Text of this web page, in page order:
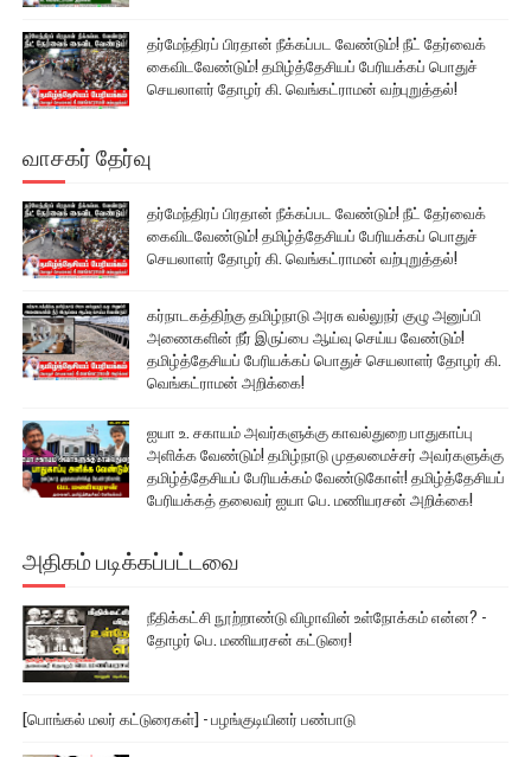
தர்மேந்திரப் பிரதான் நீக்கப்பட வேண்டும்! நீட் தேர்வைக்
கைவிடவேண்டும்! தமிழ்த்தேசியப் பேரியக்கப் பொதுச்
செயலாளர் தோழர் கி. வெங்கட்ராமன் வற்புறுத்தல்!
வாசகர் தேர்வு
தர்மேந்திரப் பிரதான் நீக்கப்பட வேண்டும்! நீட் தேர்வைக்
கைவிடவேண்டும்! தமிழ்த்தேசியப் பேரியக்கப் பொதுச்
செயலாளர் தோழர் கி. வெங்கட்ராமன் வற்புறுத்தல்!
கர்நாடகத்திற்கு தமிழ்நாடு அரசு வல்லுநர் குழு அனுப்பி
அணைகளின் நீர் இருப்பை ஆய்வு செய்ய வேண்டும்!
தமிழ்த்தேசியப் பேரியக்கப் பொதுச் செயலாளர் தோழர் கி.
வெங்கட்ராமன் அறிக்கை!
ஐயா உ. சகாயம் அவர்களுக்கு காவல்துறை பாதுகாப்பு
அளிக்க வேண்டும்! தமிழ்நாடு முதலமைச்சர் அவர்களுக்கு
தமிழ்த்தேசியப் பேரியக்கம் வேண்டுகோள்! தமிழ்த்தேசியப்
பேரியக்கத் தலைவர் ஐயா பெ. மணியரசன் அறிக்கை!
அதிகம் படிக்கப்பட்டவை
நீதிக்கட்சி நூற்றாண்டு விழாவின் உள்நோக்கம் என்ன? -
தோழர் பெ. மணியரசன் கட்டுரை!
[பொங்கல் மலர் கட்டுரைகள்] - பழங்குடியினர் பண்பாடு